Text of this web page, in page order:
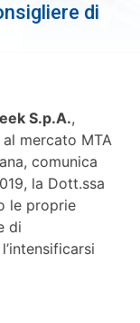
di
S.p.A.,
mercato MTA
comunica
la Dott.ssa
le proprie
di